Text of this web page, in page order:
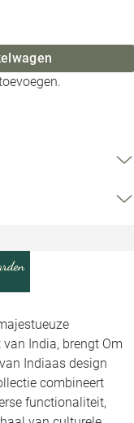
Alle
India, brengt Om
Indiaas design
combineert
functionaliteit,